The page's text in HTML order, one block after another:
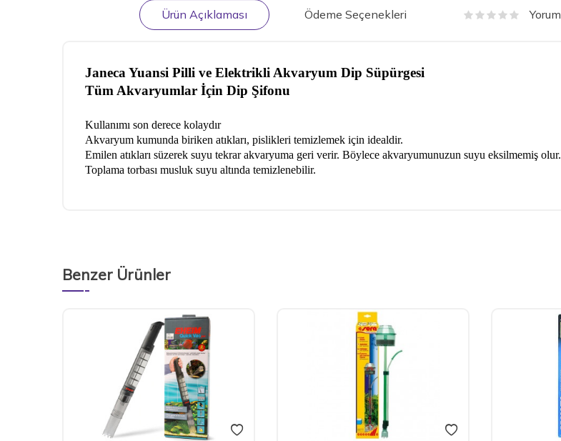
Ürün Açıklaması Ödeme Seçenekleri Yorum
Janeca Yuansi Pilli ve Elektrikli Akvaryum Dip Süpürgesi
Tüm Akvaryumlar İçin Dip Şifonu
Kullanımı son derece kolaydır
Akvaryum kumunda biriken atıkları, pislikleri temizlemek için idealdir.
Emilen atıkları süzerek suyu tekrar akvaryuma geri verir. Böylece akvaryumunuzun suyu eksilmemiş olur.
Toplama torbası musluk suyu altında temizlenebilir.
Benzer Ürünler